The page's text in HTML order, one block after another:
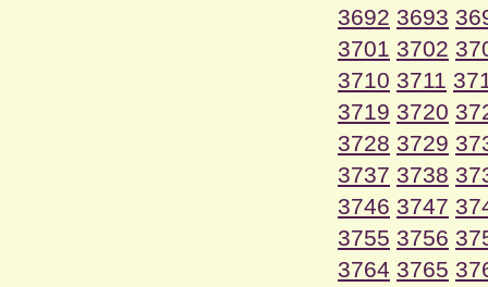
3692 3693
3701 3702
3710 3711
3719 3720
3728 3729
3737 3738
3746 3747
3755 3756
3764 3765